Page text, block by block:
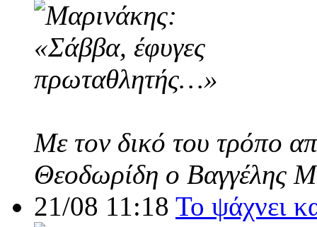
Με τον δικό του τρόπο
Θεοδωρίδη ο Βαγγέλης
21/08 11:18 Το ψάχνει